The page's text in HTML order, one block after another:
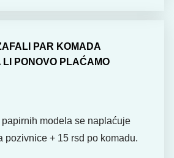
PAR KOMADA
LI PONOVO PLAĆAMO
modela se naplaćuje
pozivnice + 15 rsd po komadu.